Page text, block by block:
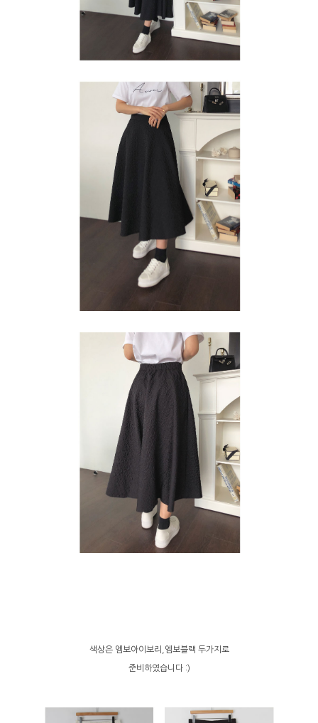
색상은 엠보아이보리,엠보블랙 두가지로
준비하였습니다 :)